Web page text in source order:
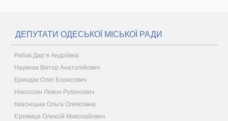
ДЕПУТАТИ ОДЕСЬКОЇ МІСЬКОЇ РАДИ
Рибак Дар’я Андріївна
Наумчак Віктор Анатолійович
Бриндак Олег Борисович
Нікогосян Левон Рубенович
Квасніцька Ольга Олексіївна
Єремиця Олексій Миколайович